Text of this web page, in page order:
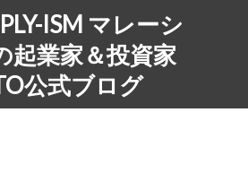
ISM マレーシ
起業家＆投資家
公式ブログ